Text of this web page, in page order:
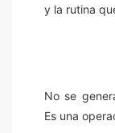
y la rutina
No se
Es una